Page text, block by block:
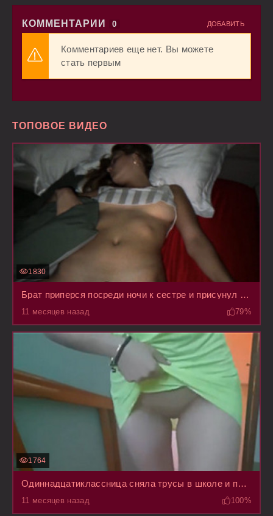
КОММЕНТАРИИ 0 ДОБАВИТЬ
Комментариев еще нет. Вы можете
стать первым
ТОПОВОЕ ВИДЕО
Брат приперся посреди ночи к сестре и присунул ей пока она сладко дрыхла
11 месяцев назад 79%
1830
Одиннадцатиклассница сняла трусы в школе и прошлась по ней в последний раз с голой пиздой
11 месяцев назад 100%
1764